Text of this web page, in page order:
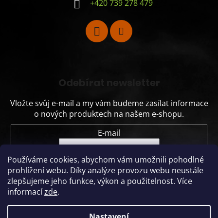
Používáme cookies, abychom vám umožnili pohodlné
prohlížení webu. Díky analýze provozu webu neustále
zlepšujeme jeho funkce, výkon a použitelnost. Více
informacízde.
+420 739 278 479
Odebírat newsletter
Vložte svůj e-mail a my vám budeme zasílat informace
o nových produktech na našem e-shopu.
E-mail
Vložením e-mailu souhlasíte spodmínkami
ochrany osobních údajů